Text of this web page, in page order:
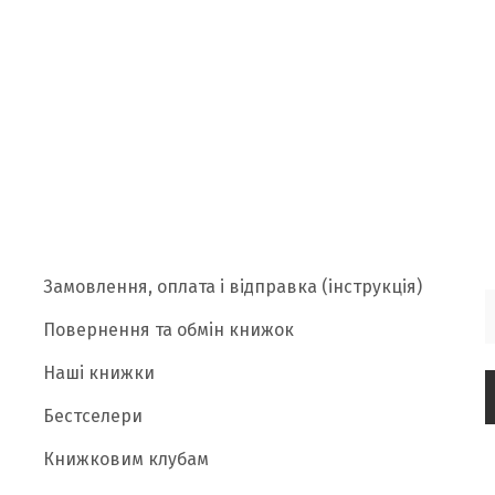
Замовлення, оплата і відправка (інструкція)
Повернення та обмін книжок
Наші книжки
Бестселери
Книжковим клубам